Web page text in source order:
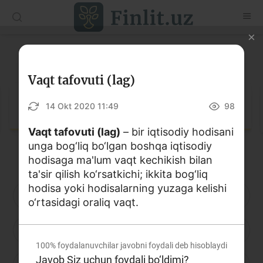
Рус
Maqolalar
O‘quv qo‘llanmalar
Lug‘at
Moliyaviy savodxonlik bo‘yicha kitoblar
Video
Loyihalar
Fotogalereya
Lug‘at
A B D E F G
Vaqt tafovuti (lag)
14 Okt 2020 11:49 98
Vaqt tafovuti (lag) – bir iqtisodiy hodisani
unga bog‘liq bo‘lgan boshqa iqtisodiy
hodisaga ma'lum vaqt kechikish bilan
ta'sir qilish ko‘rsatkichi; ikkita bog‘liq
hodisa yoki hodisalarning yuzaga kelishi
o‘rtasidagi oraliq vaqt.
100%foydalanuvchilar javobni foydali deb hisoblaydi
Javob Siz uchun foydali bo‘ldimi?